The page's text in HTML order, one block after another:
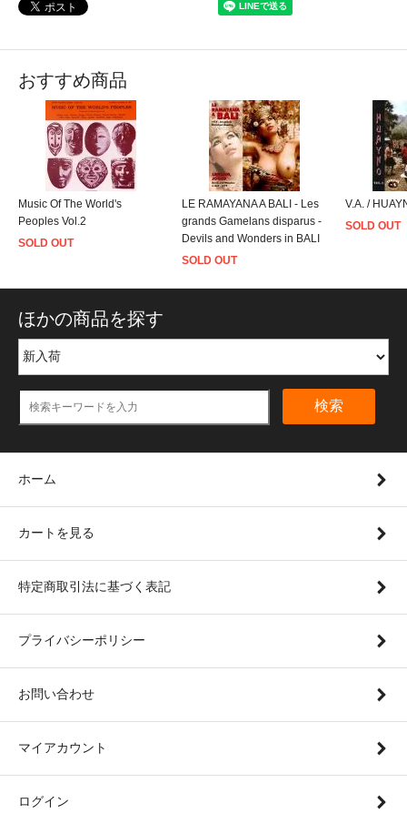
おすすめ商品
Music Of The World's
Peoples Vol.2
SOLD OUT
LE RAMAYANA A BALI - Les
grands Gamelans disparus -
Devils and Wonders in BALI
SOLD OUT
V.A. /
SOLD OUT
ほかの商品を探す
検索
ホーム
カートを見る
特定商取引法に基づく表記
プライバシーポリシー
お問い合わせ
マイアカウント
ログイン